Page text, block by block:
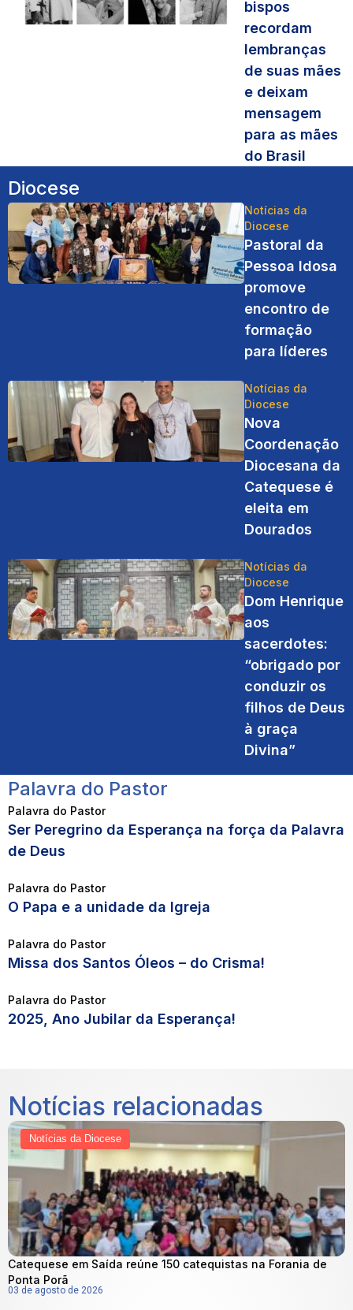
bispos
recordam
lembranças
de suas mães
e deixam
mensagem
para as mães
do Brasil
Diocese
Notícias da
Diocese
Pastoral da
Pessoa Idosa
promove
encontro de
formação
para líderes
Notícias da
Diocese
Nova
Coordenação
Diocesana da
Catequese é
eleita em
Dourados
Notícias da
Diocese
Dom Henrique
aos
sacerdotes:
“obrigado por
conduzir os
filhos de Deus
à graça
Divina”
Palavra do Pastor
Palavra do Pastor
Ser Peregrino da Esperança na força da Palavra
de Deus
Palavra do Pastor
O Papa e a unidade da Igreja
Palavra do Pastor
Missa dos Santos Óleos – do Crisma!
Palavra do Pastor
2025, Ano Jubilar da Esperança!
Notícias relacionadas
Notícias da Diocese
Catequese em Saída reúne 150 catequistas na Forania de
Ponta Porã
03 de agosto de 2026